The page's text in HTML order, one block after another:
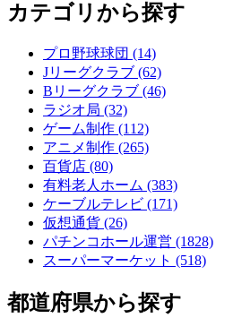
カテゴリから探す
プロ野球球団 (14)
Jリーグクラブ (62)
Bリーグクラブ (46)
ラジオ局 (32)
ゲーム制作 (112)
アニメ制作 (265)
百貨店 (80)
有料老人ホーム (383)
ケーブルテレビ (171)
仮想通貨 (26)
パチンコホール運営 (1828)
スーパーマーケット (518)
都道府県から探す